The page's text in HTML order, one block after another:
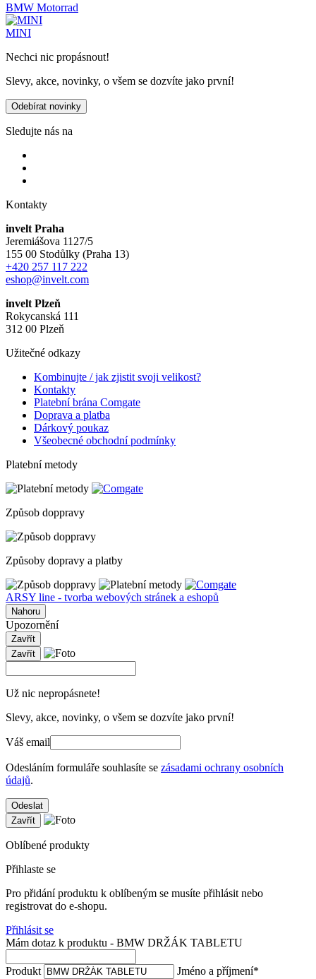
BMW Motorrad
MINI
Nechci nic propásnout!
Slevy, akce, novinky, o všem se dozvíte jako první!
Odebírat novinky
Sledujte nás na
Kontakty
invelt Praha
Jeremiášova 1127/5
155 00 Stodůlky (Praha 13)
+420 257 117 222
eshop@invelt.com
invelt Plzeň
Rokycanská 111
312 00 Plzeň
Užitečné odkazy
Kombinujte / jak zjistit svoji velikost?
Kontakty
Platební brána Comgate
Doprava a platba
Dárkový poukaz
Všeobecné obchodní podmínky
Platební metody
Způsob doppravy
Způsoby dopravy a platby
ARSY line - tvorba webových stránek a eshopů
Nahoru
Upozornění
Zavřít
Zavřít
Už nic nepropásnete!
Slevy, akce, novinky, o všem se dozvíte jako první!
Váš email
Odesláním formuláře souhlasíte se zásadami ochrany osobních
údajů.
Odeslat
Zavřít
Oblíbené produkty
Přihlaste se
Pro přidání produktu k oblíbeným se musíte přihlásit nebo
registrovat do e-shopu.
Přihlásit se
Mám dotaz k produktu - BMW DRŽÁK TABLETU
Produkt Jméno a příjmení*